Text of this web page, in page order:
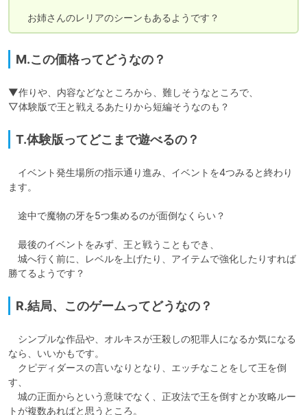
お姉さんのレリアのシーンもあるようです？
M.この価格ってどうなの？
▼作りや、内容などなところから、難しそうなところで、
▽体験版で王と戦えるあたりから短編そうなのも？
T.体験版ってどこまで遊べるの？
イベント発生場所の指示通り進み、イベントを4つみると終わり
ます。
途中で魔物の牙を5つ集めるのが面倒なくらい？
最後のイベントをみず、王と戦うこともでき、
城へ行く前に、レベルを上げたり、アイテムで強化したりすれば
勝てるようです？
R.結局、このゲームってどうなの？
シンプルな作品や、オルキスが王殺しの犯罪人になるか気になる
なら、いいかもです。
クピディダースの言いなりとなり、エッチなことをして王を倒
す、
城の正面からという意味でなく、正攻法で王を倒すとか攻略ルー
トが複数あればと思うところ。